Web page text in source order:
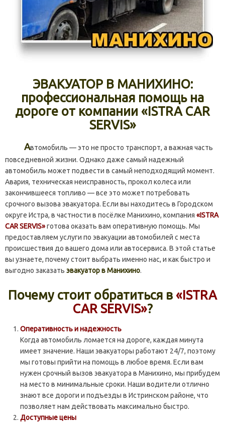
ЭВАКУАТОР В МАНИХИНО:
профессиональная помощь на
дороге от компании «ISTRA CAR
SERVIS»
Автомобиль — это не просто транспорт, а важная часть
повседневной жизни. Однако даже самый надежный
автомобиль может подвести в самый неподходящий момент.
Авария, техническая неисправность, прокол колеса или
закончившееся топливо — все это может потребовать
срочного вызова эвакуатора. Если вы находитесь в Городском
округе Истра, в частности в посёлке Манихино, компания «ISTRA
CAR SERVIS»готова оказать вам оперативную помощь. Мы
предоставляем услуги по эвакуации автомобилей с места
происшествия до вашего дома или автосервиса. В этой статье
вы узнаете, почему стоит выбрать именно нас, и как быстро и
выгодно заказать эвакуатор в Манихино.
Почему стоит обратиться в «ISTRA
CAR SERVIS»?
Оперативность и надежность
Когда автомобиль ломается на дороге, каждая минута
имеет значение. Наши эвакуаторы работают 24/7, поэтому
мы готовы прийти на помощь в любое время. Если вам
нужен срочный вызов эвакуатора в Манихино, мы прибудем
на место в минимальные сроки. Наши водители отлично
знают все дороги и подъезды в Истринском районе, что
позволяет нам действовать максимально быстро.
Доступные цены